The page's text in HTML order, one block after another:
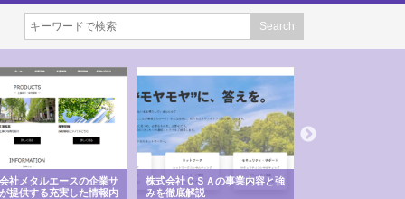
メタルエースの企業サ
供する充実した情報内
株式会社ＣＳＡの事業内容と強
みを徹底解説